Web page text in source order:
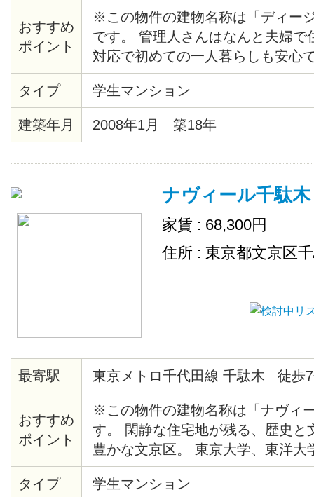
おすすめ
ポイント
※この物件の建物名称は「ディー
です。 管理人さんはなんと夫婦で
対応で初めての一人暮らしも安心
りて地上に上がると、目の前にマ
らマンションまでの近さも魅力で
で営業しているスーパーも物件目
屋から歴史根付く根津の町を見渡
タイプ 学生マンション
建築年月 2008年1月 築18年
ナヴィール千駄木
家賃 : 68,300円
住所 : 東京都文京区
最寄駅 東京メトロ千代田線 千駄木 徒歩
おすすめ
ポイント
※この物件の建物名称は「ナヴィ
す。 閑静な住宅地が残る、歴史と
豊かな文京区。 東京大学、東洋大
手線も自転車圏内の人気エリアで
めのシンクに、その横にはまな板
タイプ 学生マンション